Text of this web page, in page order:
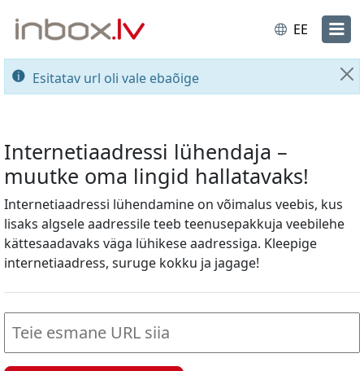
EE
Esitatav url oli vale ebaõige
Internetiaadressi lühendaja –
muutke oma lingid hallatavaks!
Internetiaadressi lühendamine on võimalus veebis, kus
lisaks algsele aadressile teeb teenusepakkuja veebilehe
kättesaadavaks väga lühikese aadressiga. Kleepige
internetiaadress, suruge kokku ja jagage!